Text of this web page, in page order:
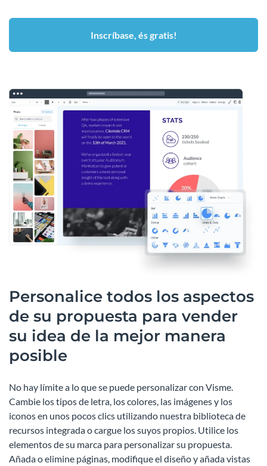
Inscríbase, és gratis!
Personalice todos los aspectos
de su propuesta para vender
su idea de la mejor manera
posible
No hay límite a lo que se puede personalizar con Visme.
Cambie los tipos de letra, los colores, las imágenes y los
iconos en unos pocos clics utilizando nuestra biblioteca de
recursos integrada o cargue los suyos propios. Utilice los
elementos de su marca para personalizar su propuesta.
Añada o elimine páginas, modifique el diseño y añada vistas